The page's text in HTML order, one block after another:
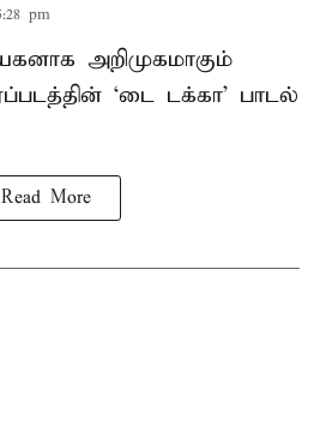
pm
அறிமுகமாகும்
‘டை டக்கா’ பாடல்
Read More